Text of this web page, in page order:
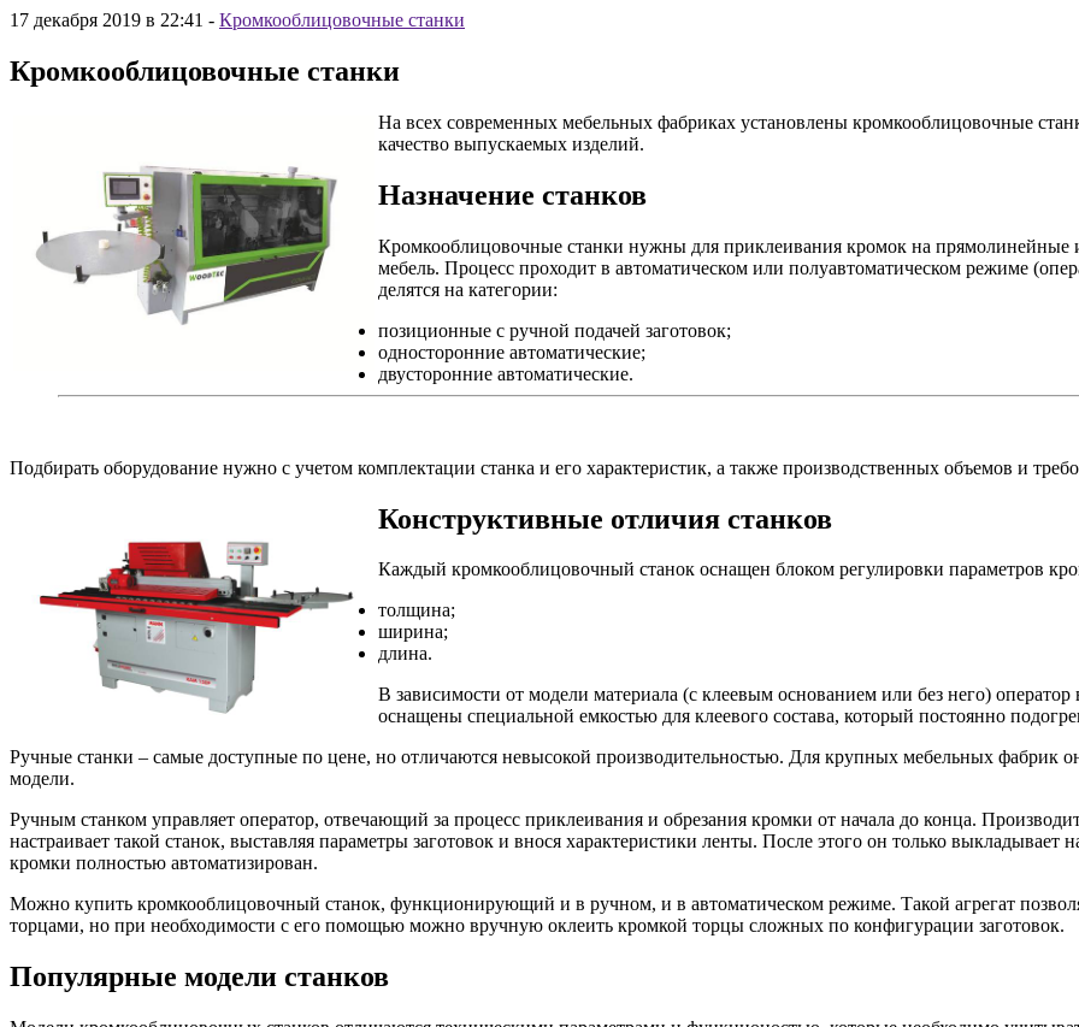
17 декабря 2019 в 22:41 - Кромкооблицовочные станки
Кромкооблицовочные станки
На всех современных мебельных фабриках установлены кромкооблицовочные
качество выпускаемых изделий.
Назначение станков
Кромкооблицовочные станки нужны для приклеивания кромок на прямолинейные
мебель. Процесс проходит в автоматическом или полуавтоматическом режиме
делятся на категории:
позиционные с ручной подачей заготовок;
односторонние автоматические;
двусторонние автоматические.
Подбирать оборудование нужно с учетом комплектации станка и его характеристик, а также производственных объемов и
Конструктивные отличия станков
Каждый кромкооблицовочный станок оснащен блоком регулировки параметров
толщина;
ширина;
длина.
В зависимости от модели материала (с клеевым основанием или без него)
оснащены специальной емкостью для клеевого состава, который постоянно
Ручные станки – самые доступные по цене, но отличаются невысокой производительностью. Для крупных мебельных фабрик
модели.
Ручным станком управляет оператор, отвечающий за процесс приклеивания и обрезания кромки от начала до конца.
настраивает такой станок, выставляя параметры заготовок и внося характеристики ленты. После этого он только выкладывает
кромки полностью автоматизирован.
Можно купить кромкооблицовочный станок, функционирующий и в ручном, и в автоматическом режиме. Такой агрегат
торцами, но при необходимости с его помощью можно вручную оклеить кромкой торцы сложных по конфигурации заготовок.
Популярные модели станков